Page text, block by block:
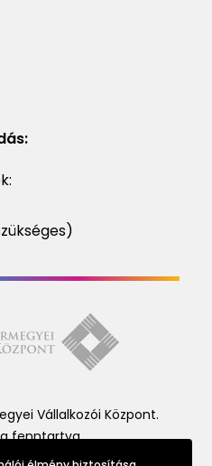
Vállalkozói Központ.
fenntartva